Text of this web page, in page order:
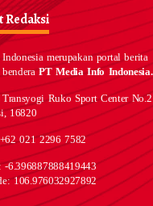
Redaksi
Indonesia merupakan portal berita
benderaPT Media Info Indonesia.
Ruko Sport Center No.2
16820
021 2296 7582
-6.396887888419443
106.976032927892